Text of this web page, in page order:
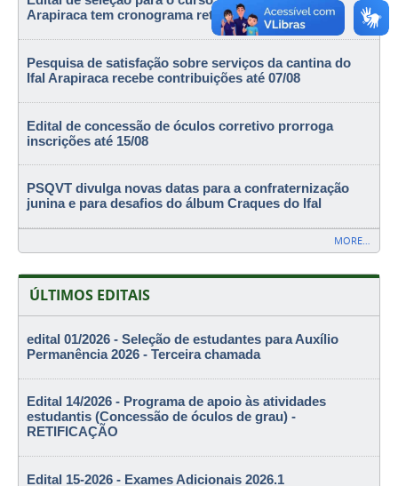
Arapiraca tem cronograma retificado
Pesquisa de satisfação sobre serviços da cantina do
Ifal Arapiraca recebe contribuições até 07/08
Edital de concessão de óculos corretivo prorroga
inscrições até 15/08
PSQVT divulga novas datas para a confraternização
junina e para desafios do álbum Craques do Ifal
MORE…
ÚLTIMOS EDITAIS
edital 01/2026 - Seleção de estudantes para Auxílio
Permanência 2026 - Terceira chamada
Edital 14/2026 - Programa de apoio às atividades
estudantis (Concessão de óculos de grau) -
RETIFICAÇÃO
Edital 15-2026 - Exames Adicionais 2026.1